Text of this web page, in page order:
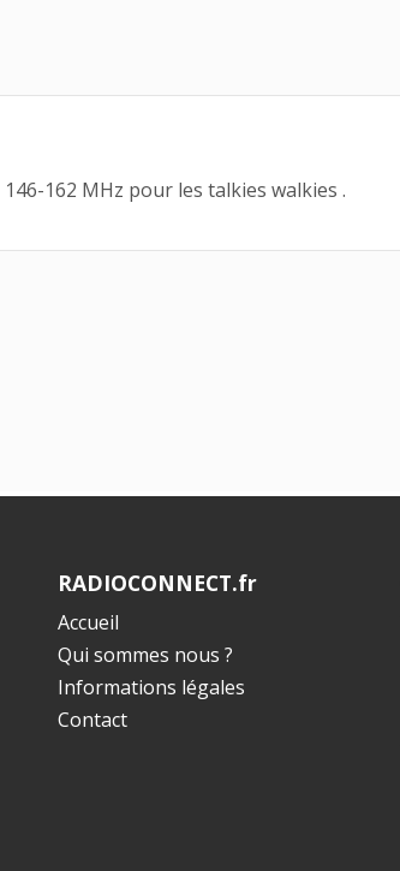
162 MHz pour les talkies walkies .
RADIOCONNECT.fr
Accueil
Qui sommes nous ?
Informations légales
Contact